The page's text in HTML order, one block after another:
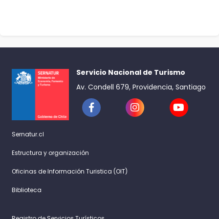
Servicio Nacional de Turismo
Av. Condell 679, Providencia, Santiago
Sernatur.cl
Estructura y organización
Oficinas de Información Turistica (OIT)
Biblioteca